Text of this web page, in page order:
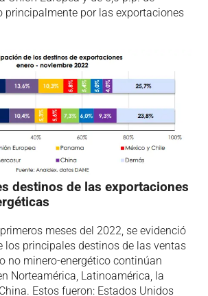
principalmente por las exportaciones
destinos de las exportaciones
meses del 2022, se evidenció
los principales destinos de las ventas
no minero-energético continúan
Norteamérica, Latinoamérica, la
Estos fueron: Estados Unidos